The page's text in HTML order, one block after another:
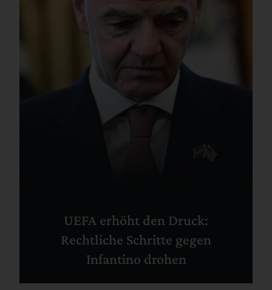
UEFA erhöht den Druck:
Rechtliche Schritte gegen
Infantino drohen